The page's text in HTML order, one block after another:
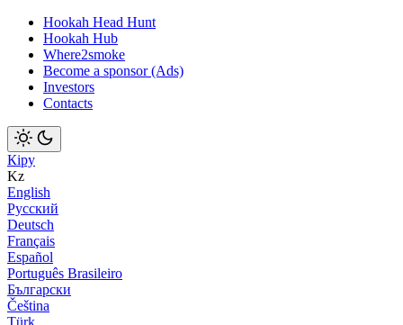
Hookah Head Hunt
Hookah Hub
Where2smoke
Become a sponsor (Ads)
Investors
Contacts
Кіру
Kz
English
Русский
Deutsch
Français
Español
Português Brasileiro
Български
Čeština
Türk